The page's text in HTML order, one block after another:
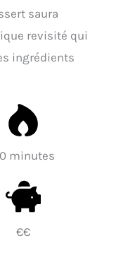
saura
revisité qui
ingrédients
minutes
€€